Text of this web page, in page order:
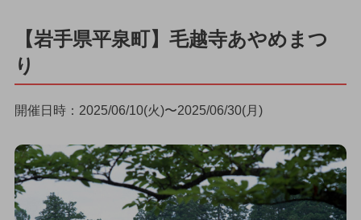
【岩手県平泉町】毛越寺あやめまつ
り
開催日時：2025/06/10(火)〜2025/06/30(月)